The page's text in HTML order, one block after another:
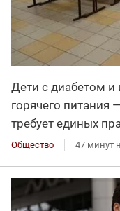
Дети с диабетом и
горячего питания
требует единых
Общество 47 минут